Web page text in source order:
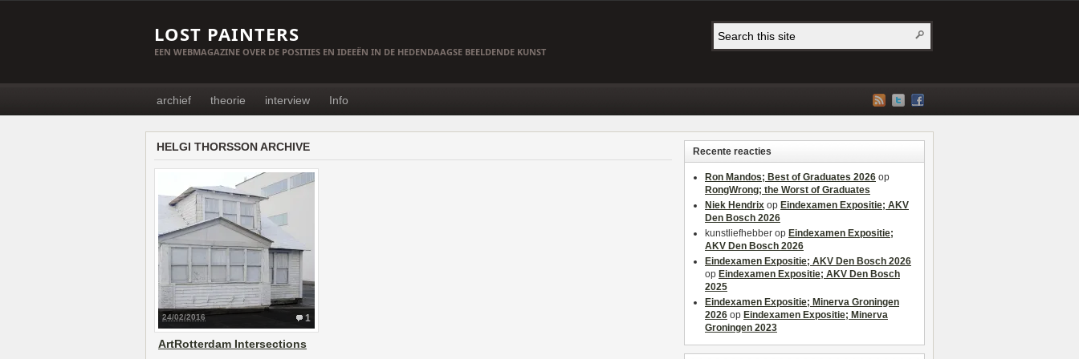
LOST PAINTERS
EEN WEBMAGAZINE OVER DE POSITIES EN IDEEËN IN DE HEDENDAAGSE BEELDENDE KUNST
archief theorie interview Info
HELGI THORSSON ARCHIVE
1
24/02/2016
ArtRotterdam Intersections
Recente reacties
Ron Mandos; Best of Graduates 2026 op
RongWrong; the Worst of Graduates
Niek Hendrix op Eindexamen Expositie; AKV
Den Bosch 2026
kunstliefhebber op Eindexamen Expositie;
AKV Den Bosch 2026
Eindexamen Expositie; AKV Den Bosch 2026
op Eindexamen Expositie; AKV Den Bosch
2025
Eindexamen Expositie; Minerva Groningen
2026 op Eindexamen Expositie; Minerva
Groningen 2023